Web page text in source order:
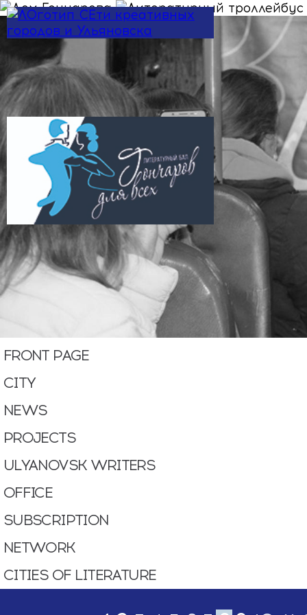
Skip to main content
FRONT PAGE
CITY
NEWS
PROJECTS
ULYANOVSK WRITERS
OFFICE
SUBSСRIPTION
NETWORK
CITIES OF LITERATURE